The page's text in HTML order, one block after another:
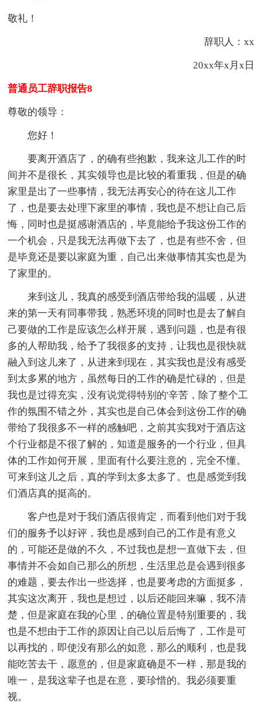
敬礼！
辞职人：xx
20xx年x月x日
普通员工辞职报告8
尊敬的领导：
您好！
要离开酒店了，的确有些抱歉，我来这儿工作的时
间并不是很长，其实领导也是比较的看重我，但是的确
家里是出了一些事情，我无法再安心的待在这儿工作
了，也是要去处理下家里的事情，我也是不想让自己后
悔，同时也是挺感谢酒店的，毕竟能给予我这份工作的
一个机会，只是我无法再做下去了，也是有些不舍，但
是毕竟还是要以家庭为重，自己出来做事情其实也是为
了家里的。
来到这儿，我真的感受到酒店带给我的温暖，从进
来的第一天有同事带我，熟悉环境的同时也是去了解自
己要做的工作是应该怎么样开展，遇到问题，也是有很
多的人帮助我，给予了我很多的支持，让我也是很快就
融入到这儿来了，从进来到现在，其实我也是没有感受
到太多累的地方，虽然每日的工作的确是忙碌的，但是
我也是过得充实，没有说觉得特别的'辛苦，除了整个工
作的氛围不错之外，其实也是自己体会到这份工作的确
带给了我很多不一样的感触吧，之前其实我对于酒店这
个行业都是不很了解的，知道是服务的一个行业，但具
体的工作如何开展，里面有什么要注意的，完全不懂。
可来到这儿之后，真的学到太多太多了。也是感觉到我
们酒店真的挺高的。
客户也是对于我们酒店很肯定，而看到他们对于我
们的服务予以好评，我也是感到自己的工作是有意义
的，可能还是做的不久，不过我也是想一直做下去，但
事情并不会如自己那么的所想，生活里总是会遇到很多
的难题，要去作出一些选择，也是要考虑的方面挺多，
其实这次离开，我也是想过，以后还能回来嘛，我不清
楚，但是家庭在我的心里，的确位置是特别重要的，我
也是不想由于工作的原因让自己以后后悔了，工作是可
以再找的，即使没有那么的如意，那么的顺利，也是我
能吃苦去干，愿意的，但是家庭确是不一样，那是我的
唯一，是我这辈子也是在意，要珍惜的。我必须要重
视。